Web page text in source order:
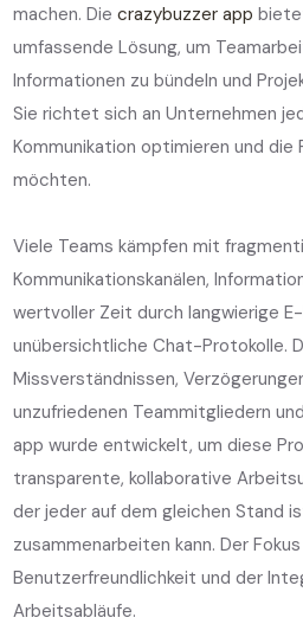
machen. Diecrazybuzzer app
umfassende Lösung, um
Informationen zu bündeln und
Sie richtet sich an Unternehmen
Kommunikation optimieren und
möchten.
Viele Teams kämpfen mit
Kommunikationskanälen,
wertvoller Zeit durch langwierige
unübersichtliche Chat-Protokolle.
Missverständnissen,
unzufriedenen Teammitgliedern
app wurde entwickelt, um diese
transparente, kollaborative
der jeder auf dem gleichen Stand
zusammenarbeiten kann. Der
Benutzerfreundlichkeit und der
Arbeitsabläufe.